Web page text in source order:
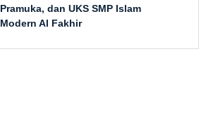
Pramuka, dan UKS SMP Islam
Modern Al Fakhir